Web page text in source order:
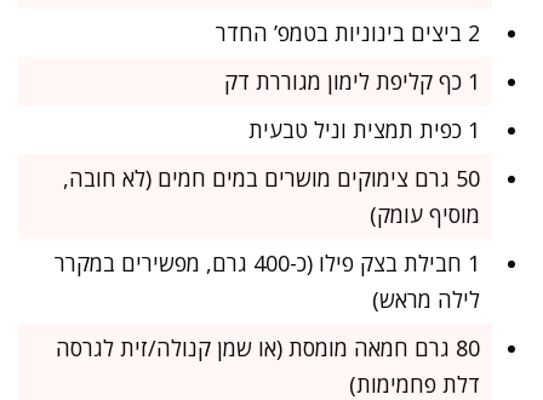
2 ביצים בינוניות בטמפ’ החדר
1 כף קליפת לימון מגוררת דק
1 כפית תמצית וניל טבעית
50 גרם צימוקים מושרים במים חמים (לא חובה,
מוסיף עומק)
1 חבילת בצק פילו (כ-400 גרם, מפשירים במקרר
לילה מראש)
80 גרם חמאה מומסת (או שמן קנולה/זית לגרסה
דלת פחמימות)